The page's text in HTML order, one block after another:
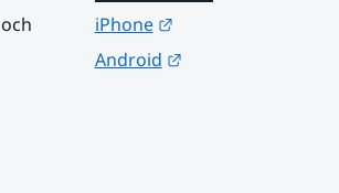
iPhone
Länk till annan
Android
Länk till annan